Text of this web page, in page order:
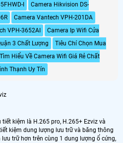
I
Camera Hikvision DS-
Camera Vantech VPH-201DA
VPH-3652AI
Camera Ip Wifi Cửa
3 Chất Lượng
Tiêu Chí Chọn Mua
Tìm Hiểu Về Camera Wifi Giá Rẻ Chất
Thạnh Uy Tín
kiệm là H.265 pro, H.265+ Ezviz và
kiệm dung lượng lưu trữ và băng thông
trữ hơn trên cùng 1 dung lượng ổ cứng,